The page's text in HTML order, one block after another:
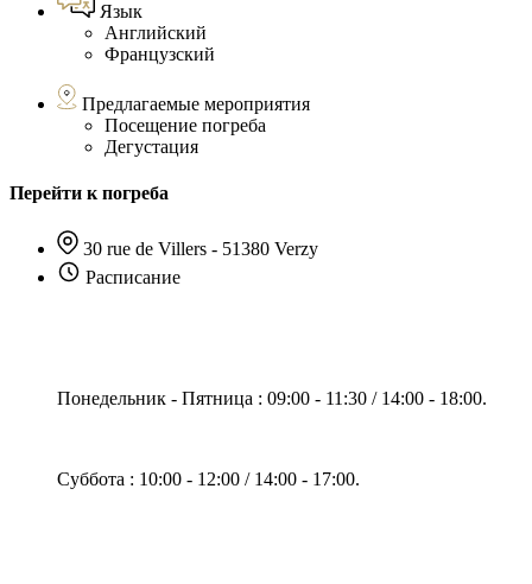
Язык
Английский
Французский
Предлагаемые мероприятия
Посещение погреба
Дегустация
Перейти к погреба
30 rue de Villers - 51380 Verzy
Расписание
Понедельник - Пятница : 09:00 - 11:30 / 14:00 - 18:00.
Суббота : 10:00 - 12:00 / 14:00 - 17:00.